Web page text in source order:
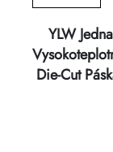
YLW
Die-Cut